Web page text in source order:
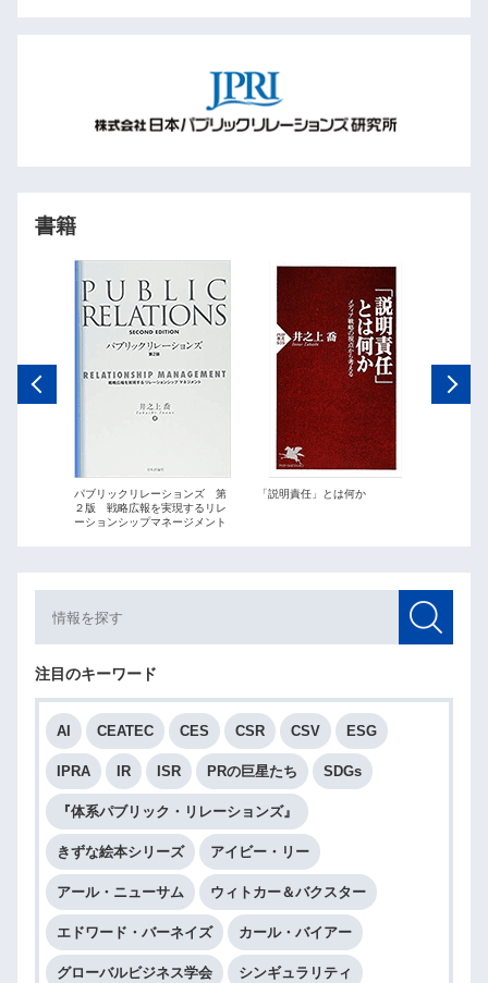
書籍
パブリックリレーションズ 第
２版 戦略広報を実現するリレ
ーションシップマネージメント
「説明責任」とは何か
注目のキーワード
AI CEATEC CES CSR CSV ESG
IPRA IR ISR PRの巨星たち SDGs
『体系パブリック・リレーションズ』
きずな絵本シリーズ アイビー・リー
アール・ニューサム ウィトカー＆バクスター
エドワード・バーネイズ カール・バイアー
グローバルビジネス学会 シンギュラリティ